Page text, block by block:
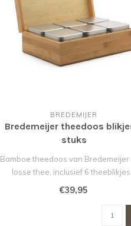
BREDEMIJER
Bredemeijer theedoos
stuks
Bamboe theedoos van
losse thee, inclusief 6 theeblikjes...
€39,95